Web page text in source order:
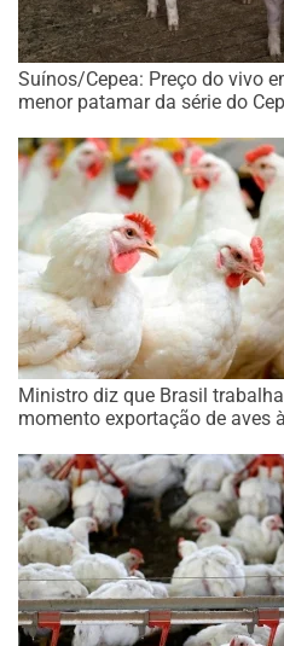
Suínos/Cepea: Preço do vivo
menor patamar da série do
Ministro diz que Brasil
momento exportação de aves